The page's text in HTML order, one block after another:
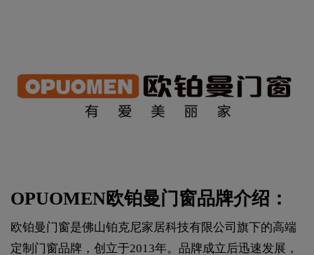
OPUOMEN欧铂曼门窗品牌介绍：
欧铂曼门窗是佛山铂克尼家居科技有限公司旗下的高端
定制门窗品牌，创立于2013年。品牌成立后迅速发展，